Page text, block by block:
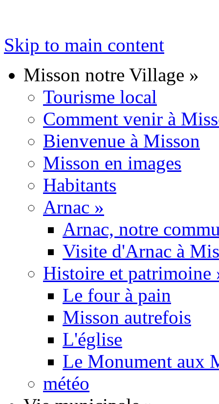
Skip to main content
Misson notre Village »
Tourisme local
Comment venir à
Bienvenue à Misson
Misson en images
Habitants
Arnac »
Arnac, notre
Visite d'Arnac à
Histoire et patrimoine
Le four à pain
Misson autrefois
L'église
Le Monument aux
météo